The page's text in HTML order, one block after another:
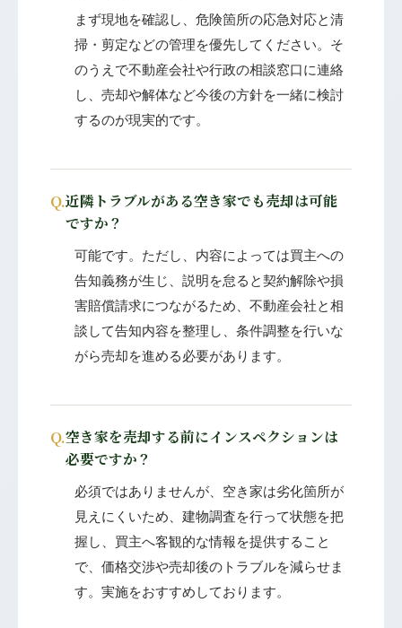
まず現地を確認し、危険箇所の応急対応と清
掃・剪定などの管理を優先してください。そ
のうえで不動産会社や行政の相談窓口に連絡
し、売却や解体など今後の方針を一緒に検討
するのが現実的です。
Q.近隣トラブルがある空き家でも売却は可能
ですか？
可能です。ただし、内容によっては買主への
告知義務が生じ、説明を怠ると契約解除や損
害賠償請求につながるため、不動産会社と相
談して告知内容を整理し、条件調整を行いな
がら売却を進める必要があります。
Q.空き家を売却する前にインスペクションは
必要ですか？
必須ではありませんが、空き家は劣化箇所が
見えにくいため、建物調査を行って状態を把
握し、買主へ客観的な情報を提供すること
で、価格交渉や売却後のトラブルを減らせま
す。実施をおすすめしております。